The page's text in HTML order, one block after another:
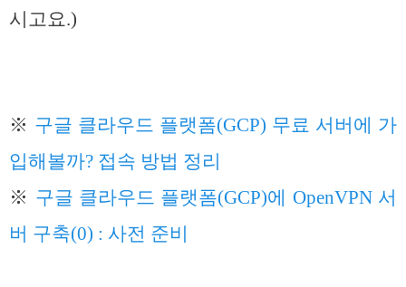
시고요.)
※ 구글 클라우드 플랫폼(GCP) 무료 서버에 가
입해볼까? 접속 방법 정리
※ 구글 클라우드 플랫폼(GCP)에 OpenVPN 서
버 구축(0) : 사전 준비